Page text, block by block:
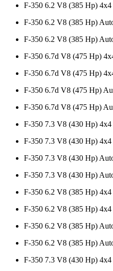
F-350 6.2 V8 (385 Hp)
F-350 6.2 V8 (385 Hp)
F-350 6.2 V8 (385 Hp)
F-350 6.7d V8 (475 Hp)
F-350 6.7d V8 (475 Hp)
F-350 6.7d V8 (475 Hp)
F-350 6.7d V8 (475 Hp)
F-350 7.3 V8 (430 Hp)
F-350 7.3 V8 (430 Hp)
F-350 7.3 V8 (430 Hp)
F-350 7.3 V8 (430 Hp)
F-350 6.2 V8 (385 Hp)
F-350 6.2 V8 (385 Hp)
F-350 6.2 V8 (385 Hp)
F-350 6.2 V8 (385 Hp)
F-350 7.3 V8 (430 Hp)